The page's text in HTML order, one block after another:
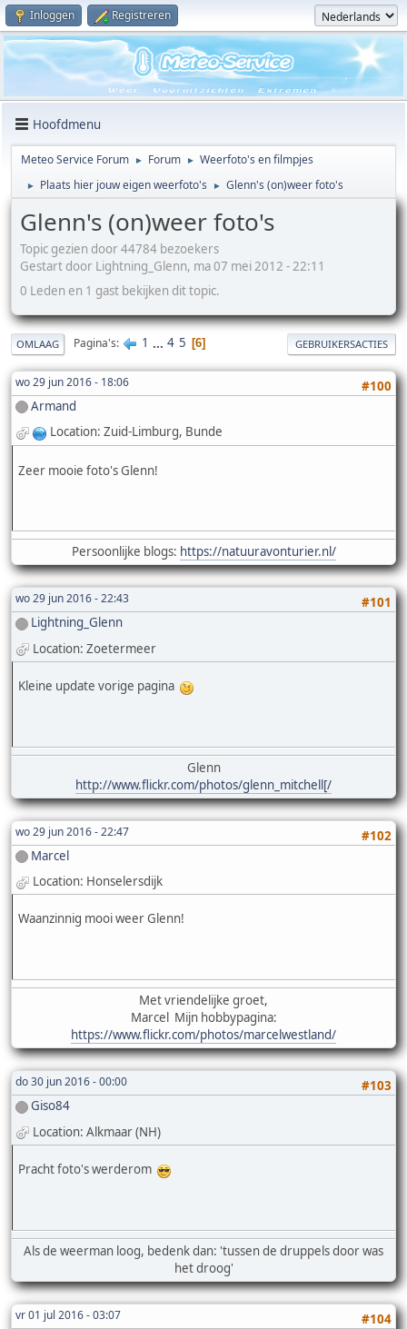
Inloggen Registreren
Hoofdmenu
Meteo Service Forum ► Forum ► Weerfoto's en filmpjes
► Plaats hier jouw eigen weerfoto's ► Glenn's (on)weer foto's
Glenn's (on)weer foto's
Topic gezien door 44784 bezoekers
Gestart door Lightning_Glenn, ma 07 mei 2012 - 22:11
0 Leden en 1 gast bekijken dit topic.
OMLAAG Pagina's 1 ... 4 5 6 GEBRUIKERSACTIES
wo 29 jun 2016 - 18:06
#100
Armand
Location: Zuid-Limburg, Bunde
Zeer mooie foto's Glenn!
Persoonlijke blogs: https://natuuravonturier.nl/
wo 29 jun 2016 - 22:43
#101
Lightning_Glenn
Location: Zoetermeer
Kleine update vorige pagina
Glenn
http://www.flickr.com/photos/glenn_mitchell[/
wo 29 jun 2016 - 22:47
#102
Marcel
Location: Honselersdijk
Waanzinnig mooi weer Glenn!
Met vriendelijke groet,
Marcel Mijn hobbypagina:
https://www.flickr.com/photos/marcelwestland/
do 30 jun 2016 - 00:00
#103
Giso84
Location: Alkmaar (NH)
Pracht foto's werderom
Als de weerman loog, bedenk dan: 'tussen de druppels door was
het droog'
vr 01 jul 2016 - 03:07
#104